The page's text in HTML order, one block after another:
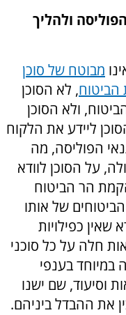
ולהליך
מבוטח של סוכן
הביטוח, לא הסוכן
ולא הסוכן
ליידע את הלקוח
הפוליסה, מה
על הסוכן לוודא
הר הביטוח
של אותו
שאין כפילויות
חלה על כל סוכני
במיוחד בענפי
וסיעוד, שם ישנו
את ההבדל ביניהם.